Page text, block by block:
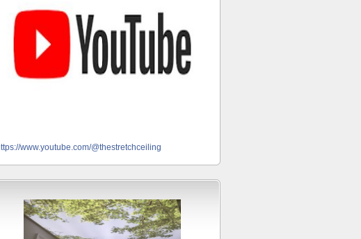
www.youtube.com/@thestretchceiling